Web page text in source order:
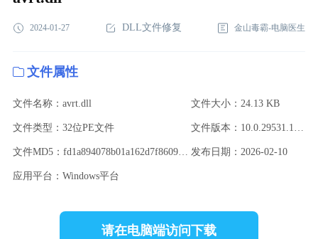
2024-01-27 DLL文件修复 金山毒霸-电脑医生
文件属性
文件名称：avrt.dll 文件大小：24.13 KB
文件类型：32位PE文件 文件版本：10.0.29531.1000 (WinBuild.160101.0800)
文件MD5：fd1a894078b01a162d7f8609e66d7ec0 发布日期：2026-02-10
应用平台：Windows平台
请在电脑端访问下载